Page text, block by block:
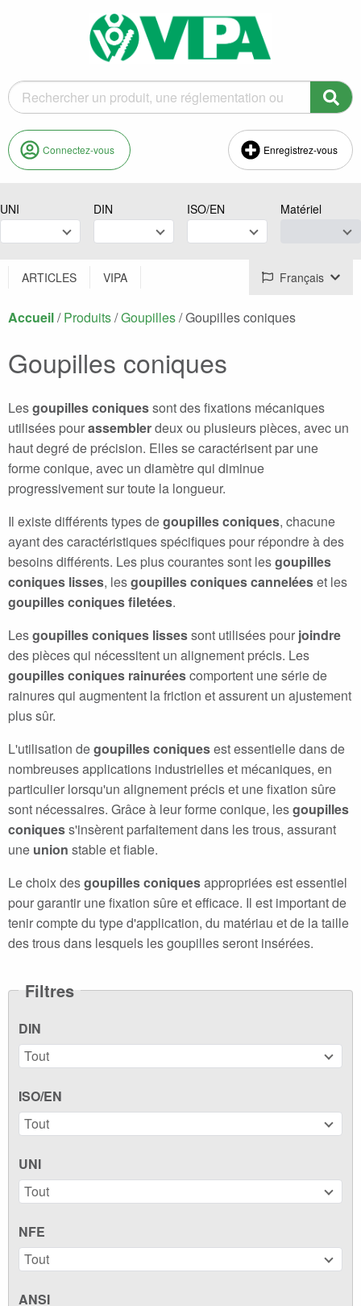
Connectez-vous Enregistrez-vous
UNI DIN ISO/EN Matériel
ARTICLES VIPA Français
Accueil/ Produits/Goupilles/Courant :
Goupilles coniques
Goupilles coniques
Lesgoupilles coniquessont des fixations mécaniques
utilisées pourassemblerdeux ou plusieurs pièces, avec un
haut degré de précision. Elles se caractérisent par une
forme conique, avec un diamètre qui diminue
progressivement sur toute la longueur.
Il existe différents types degoupilles coniques, chacune
ayant des caractéristiques spécifiques pour répondre à des
besoins différents. Les plus courantes sont lesgoupilles
coniques lisses, lesgoupilles coniques canneléeset les
goupilles coniques filetées.
Lesgoupilles coniques lissessont utilisées pour joindre
des pièces qui nécessitent un alignement précis. Les
goupilles coniques rainuréescomportent une série de
rainures qui augmentent la friction et assurent un ajustement
plus sûr.
L'utilisation degoupilles coniquesest essentielle dans de
nombreuses applications industrielles et mécaniques, en
particulier lorsqu'un alignement précis et une fixation sûre
sont nécessaires. Grâce à leur forme conique, lesgoupilles
coniquess'insèrent parfaitement dans les trous, assurant
une union stable et fiable.
Le choix desgoupilles coniquesappropriées est essentiel
pour garantir une fixation sûre et efficace. Il est important de
tenir compte du type d'application, du matériau et de la taille
des trous dans lesquels les goupilles seront insérées.
Filtres
DIN
Tout
ISO/EN
Tout
UNI
Tout
NFE
Tout
ANSI